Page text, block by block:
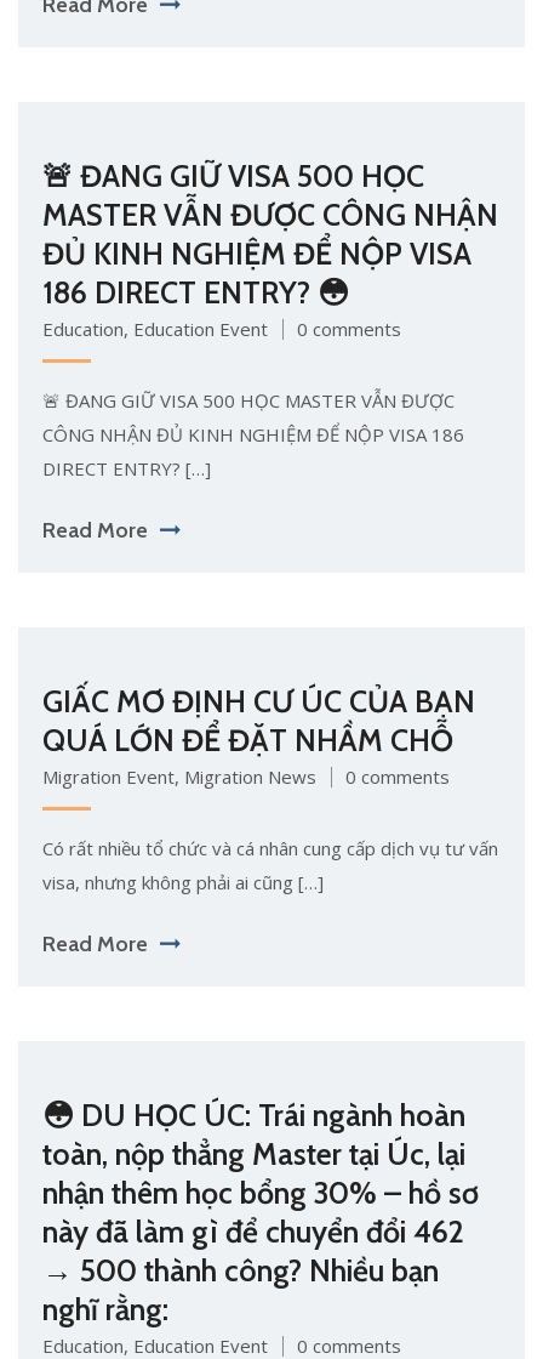
🚨 ĐANG GIỮ VISA 500 HỌC
MASTER VẪN ĐƯỢC CÔNG NHẬN
ĐỦ KINH NGHIỆM ĐỂ NỘP VISA
186 DIRECT ENTRY? 😳
Education, Education Event 0 comments
🚨 ĐANG GIỮ VISA 500 HỌC MASTER VẪN ĐƯỢC
CÔNG NHẬN ĐỦ KINH NGHIỆM ĐỂ NỘP VISA 186
DIRECT ENTRY? […]
Read More
GIẤC MƠ ĐỊNH CƯ ÚC CỦA BẠN
QUÁ LỚN ĐỂ ĐẶT NHẦM CHỖ
Migration Event, Migration News 0 comments
Có rất nhiều tổ chức và cá nhân cung cấp dịch vụ tư vấn
visa, nhưng không phải ai cũng […]
Read More
😳 DU HỌC ÚC: Trái ngành hoàn
toàn, nộp thẳng Master tại Úc, lại
nhận thêm học bổng 30% – hồ sơ
này đã làm gì để chuyển đổi 462
→ 500 thành công? Nhiều bạn
nghĩ rằng:
Education, Education Event 0 comments